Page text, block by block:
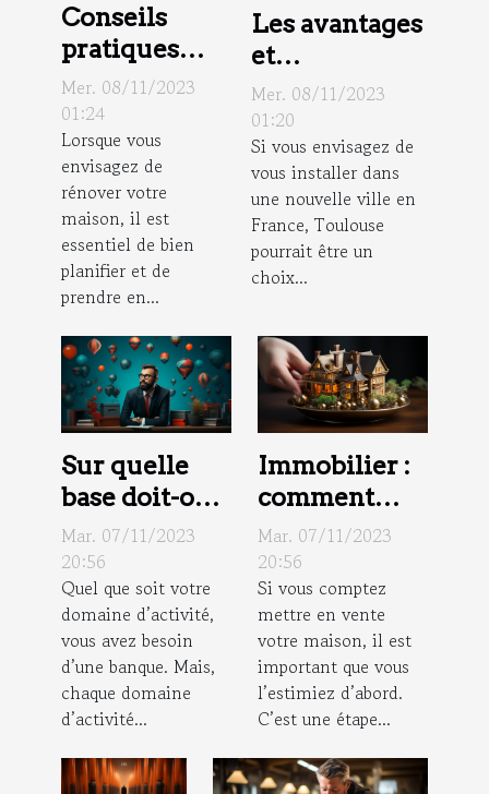
Conseils
pratiques
pour une
rénovation
de maison
réussie
Mer. 08/11/2023
01:24
Lorsque vous
envisagez de
rénover votre
maison, il est
essentiel de bien
planifier et de
prendre en...
Les avantages
et
inconvénients
de vivre à
Toulouse
Mer. 08/11/2023
01:20
Si vous envisagez de
vous installer dans
une nouvelle ville en
France, Toulouse
pourrait être un
choix...
Sur quelle
base doit-on
choisir une
banque pour
la profession
libérale ?
Mar. 07/11/2023
20:56
Quel que soit votre
domaine d’activité,
vous avez besoin
d’une banque. Mais,
chaque domaine
d’activité...
Immobilier :
comment
faire estimer
sa maison ?
Mar. 07/11/2023
20:56
Si vous comptez
mettre en vente
votre maison, il est
important que vous
l’estimiez d’abord.
C’est une étape...